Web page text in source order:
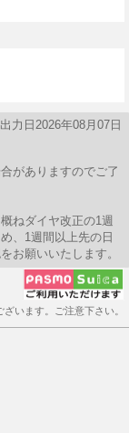
出力日2026年08月07日
がありますのでご了
ねダイヤ改正の1週
、1週間以上先の日
お願いいたします。
います。ご注意下さい。